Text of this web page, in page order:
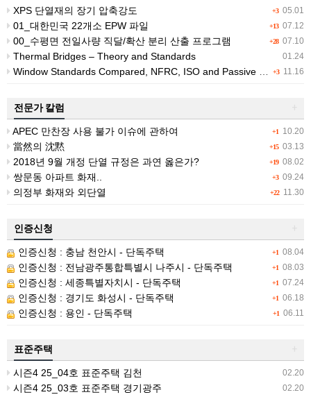
+3 05.01
XPS 단열재의 장기 압축강도
+13 07.12
01_대한민국 22개소 EPW 파일
+28 07.10
00_수평면 전일사량 직달/확산 분리 산출 프로그램
01.24
Thermal Bridges – Theory and Standards
+3 11.16
Window Standards Compared, NFRC, ISO and Passive House Ratings
전문가 칼럼
+1 10.20
APEC 만찬장 사용 불가 이슈에 관하여
+15 03.13
當然의 沈黙
+19 08.02
2018년 9월 개정 단열 규정은 과연 옳은가?
+3 09.24
쌍문동 아파트 화재..
+22 11.30
의정부 화재와 외단열
인증신청
+1 08.04
인증신청 : 충남 천안시 - 단독주택
+1 08.03
인증신청 : 전남광주통합특별시 나주시 - 단독주택
+1 07.24
인증신청 : 세종특별자치시 - 단독주택
+1 06.18
인증신청 : 경기도 화성시 - 단독주택
+1 06.11
인증신청 : 용인 - 단독주택
표준주택
02.20
시즌4 25_04호 표준주택 김천
02.20
시즌4 25_03호 표준주택 경기광주